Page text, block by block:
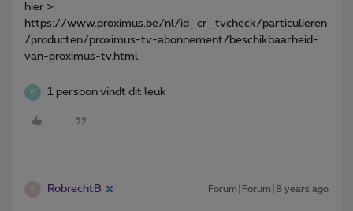
hier >
https://www.proximus.be/nl/id_cr_tvcheck/particulieren
/producten/proximus-tv-abonnement/beschikbaarheid-
van-proximus-tv.html
W 1 persoon vindt dit leuk
RobrechtB Forum|Forum|8 years ago